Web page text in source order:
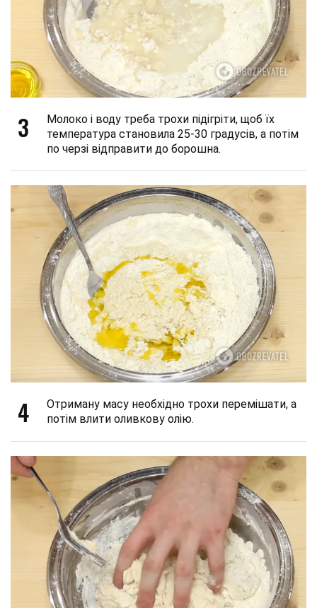
3
Молоко і воду треба трохи підігріти, щоб їх
температура становила 25-30 градусів, а потім
по черзі відправити до борошна.
4
Отриману масу необхідно трохи перемішати, а
потім влити оливкову олію.